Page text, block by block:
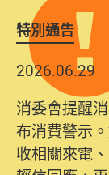
特別通告
2026.06.29
消委會提醒
布消費警示
收相關來電